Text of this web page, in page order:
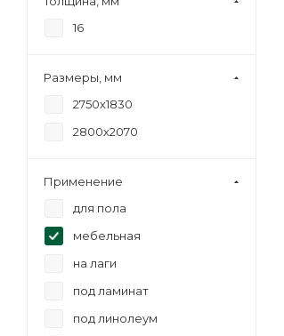
16
Размеры, мм
2750х1830
2800х2070
Применение
для пола
мебельная
на лаги
под ламинат
под линолеум